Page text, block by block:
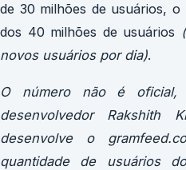
de 30 milhões de usuários,
dos 40 milhões de usuários
novos usuários por dia).
O número não é oficial,
desenvolvedor Rakshith
desenvolve o
quantidade de usuários